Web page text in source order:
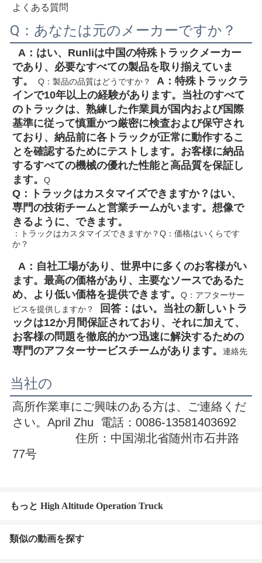
よくある質問
Q：あなたは元のメーカーですか？
であり、必要なすべての製品を取り揃えていま
す。
  Q：製品の品質はどうですか？
  A：特殊トラックラ
インで10年以上の経験があります。当社のすべて
のトラックは、熟練した作業員が国内および国際
基準に従って慎重かつ厳密に検査および保守され
ており、納品前に各トラックが正常に動作するこ
とを確認するためにテストします。お客様に納品
するすべての機械の優れた性能と高品質を保証し
ます。
Q
Q：トラックはカスタマイズできますか？ はい、
専門の技術チームと営業チームがいます。想像で
きるように、できます。
：トラックはカスタマイズできますか？Q：価格はいくらです
か？
ます。最高の価格があり、主要なソースであるた
め、より低い価格を提供できます。
Q：アフターサー
ビスを提供しますか？
  回答：はい。当社の新しいトラ
ックは12か月間保証されており、それに加えて、
お客様の問題を徹底的かつ迅速に解決するための
専門のアフターサービスチームがあります。
連絡先
当社の
高所作業車にご興味のある方は、ご連絡くだ
さい。 April Zhu  電話：0086-13581403692
77号
もっと High Altitude Operation Truck
類似の動画を探す